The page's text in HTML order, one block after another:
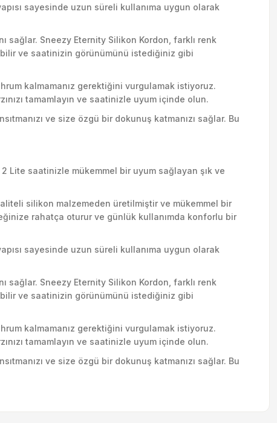
sayesinde uzun süreli kullanıma uygun olarak
sağlar. Sneezy Eternity Silikon Kordon, farklı renk
ve saatinizin görünümünü istediğiniz gibi
kalmamanız gerektiğini vurgulamak istiyoruz.
tamamlayın ve saatinizle uyum içinde olun.
ve size özgü bir dokunuş katmanızı sağlar. Bu
Lite saatinizle mükemmel bir uyum sağlayan şık ve
silikon malzemeden üretilmiştir ve mükemmel bir
rahatça oturur ve günlük kullanımda konforlu bir
sayesinde uzun süreli kullanıma uygun olarak
sağlar. Sneezy Eternity Silikon Kordon, farklı renk
ve saatinizin görünümünü istediğiniz gibi
kalmamanız gerektiğini vurgulamak istiyoruz.
tamamlayın ve saatinizle uyum içinde olun.
ve size özgü bir dokunuş katmanızı sağlar. Bu